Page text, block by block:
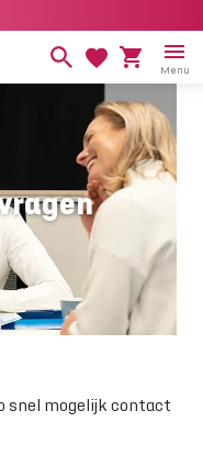
Menu
snel mogelijk contact